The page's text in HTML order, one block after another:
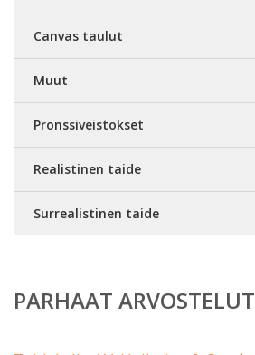
Canvas taulut
Muut
Pronssiveistokset
Realistinen taide
Surrealistinen taide
PARHAAT ARVOSTELUT